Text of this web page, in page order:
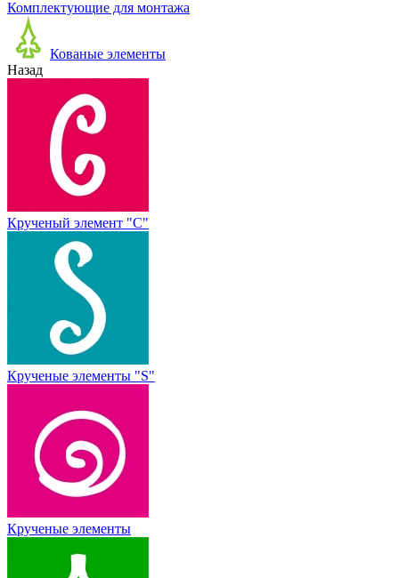
Комплектующие для монтажа
Кованые элементы
Назад
Крученый элемент "С"
Крученые элементы "S"
Крученые элементы